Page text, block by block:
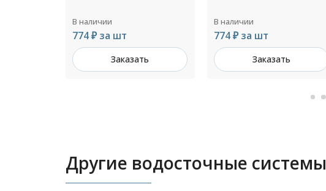
В наличии
774 ₽ за шт
Заказать
В наличии
1 426 ₽ за шт
Заказать
Другие водосточные системы